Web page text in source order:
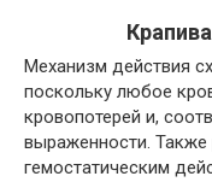
Механизм действия
поскольку любое
кровопотерей и,
выраженности. Также
гемостатическим